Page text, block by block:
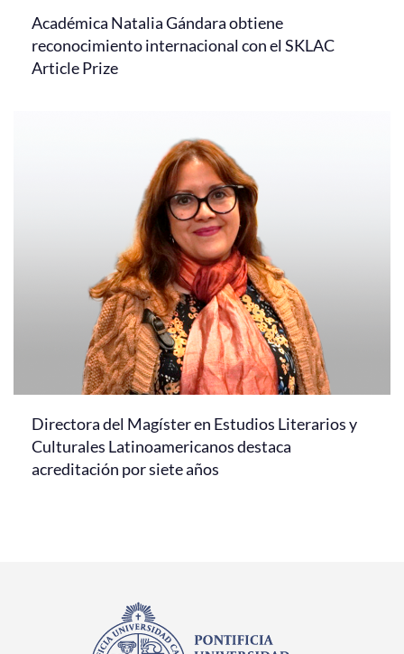
Académica Natalia Gándara obtiene
reconocimiento internacional con el SKLAC
Article Prize
Directora del Magíster en Estudios Literarios y
Culturales Latinoamericanos destaca
acreditación por siete años